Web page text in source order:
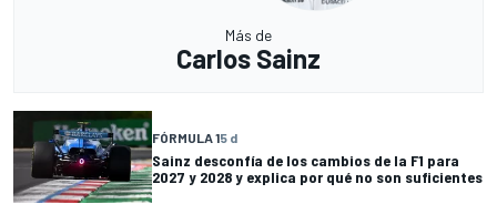
Más de
Carlos Sainz
FÓRMULA 15 d
Sainz desconfía de los cambios de la F1 para
2027 y 2028 y explica por qué no son suficientes